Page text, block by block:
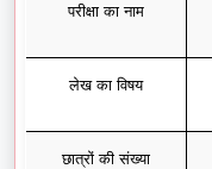
परीक्षा का नाम
लेख का विषय
छात्रों की संख्या